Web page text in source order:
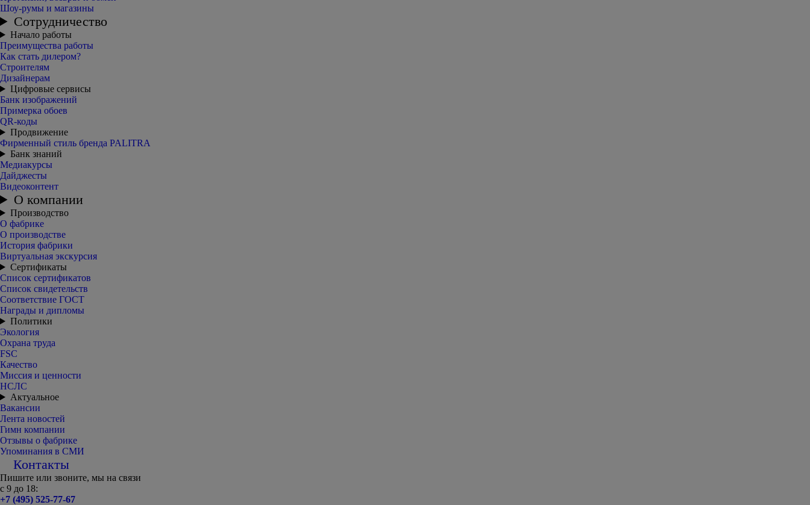
Шоу-румы и магазины
Сотрудничество
Начало работы
Преимущества работы
Как стать дилером?
Строителям
Дизайнерам
Цифровые сервисы
Банк изображений
Примерка обоев
QR-коды
Продвижение
Фирменный стиль бренда PALITRA
Банк знаний
Медиакурсы
Дайджесты
Видеоконтент
О компании
Производство
О фабрике
О производстве
История фабрики
Виртуальная экскурсия
Сертификаты
Список сертификатов
Список свидетельств
Соответствие ГОСТ
Награды и дипломы
Политики
Экология
Охрана труда
FSC
Качество
Миссия и ценности
НСЛС
Актуальное
Вакансии
Лента новостей
Гимн компании
Отзывы о фабрике
Упоминания в СМИ
Контакты
Пишите или звоните, мы на связи
с 9 до 18:
+7 (495) 525-77-67